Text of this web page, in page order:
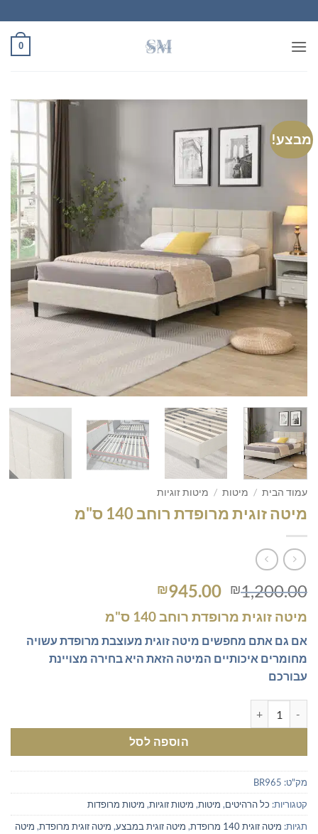
to
content
0
מבצע!
עמוד הבית / מיטות / מיטות זוגיות
מיטה זוגית מרופדת רוחב 140 ס"מ
₪1,200.00
המחיר
היה:
₪1,200.00.
₪945.00
הנוכחי
הוא:
₪945.00.
מיטה זוגית מרופדת רוחב 140 ס"מ
אם גם אתם מחפשים מיטה זוגית מעוצבת מרופדת עשויה
מחומרים איכותיים המיטה הזאת היא בחירה מצויינת
עבורכם
הוספה לסל
מק"ט: BR965
קטגוריות: כל הרהיטים, מיטות, מיטות זוגיות, מיטות מרופדות
תגיות: מיטה זוגית 140 מרופדת , מיטה זוגית במבצע, מיטה זוגית מרופדת, מיטה